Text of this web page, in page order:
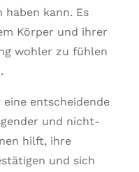
haben kann. Es
Körper und ihrer
wohler zu fühlen
entscheidende
und nicht-
hilft, ihre
und sich